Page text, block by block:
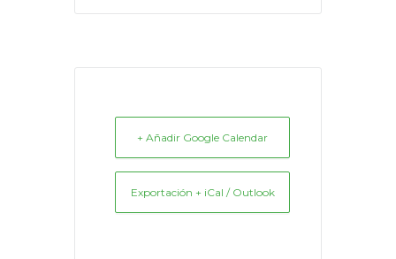
+ Añadir Google Calendar
Exportación + iCal / Outlook